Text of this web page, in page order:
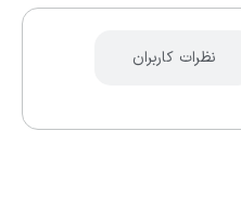
نظرات کاربران